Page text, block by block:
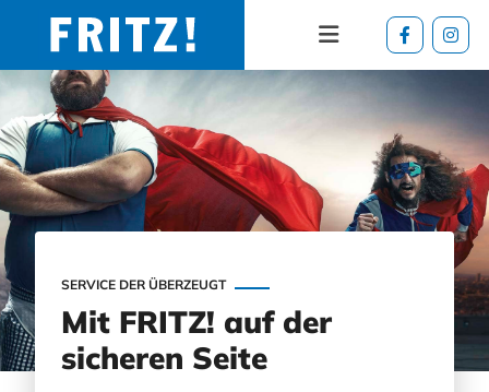
SERVICE DER ÜBERZEUGT
Mit FRITZ! auf der
sicheren Seite